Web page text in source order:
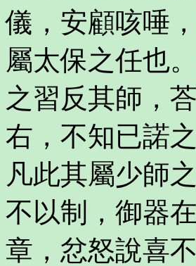
儀，安顧咳唾
屬太保之任也
之習反其師，
右，不知已諾
凡此其屬少師
不以制，御器
章，忿怒說喜